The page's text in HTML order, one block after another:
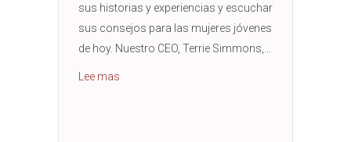
sus historias y experiencias y escuchar
sus consejos para las mujeres jóvenes
de hoy. Nuestro CEO, Terrie Simmons,...
Lee mas